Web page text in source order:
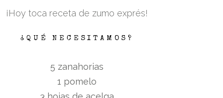
¡Hoy toca receta de zumo exprés!
¿QUÉ NECESITAMOS?
5 zanahorias
1 pomelo